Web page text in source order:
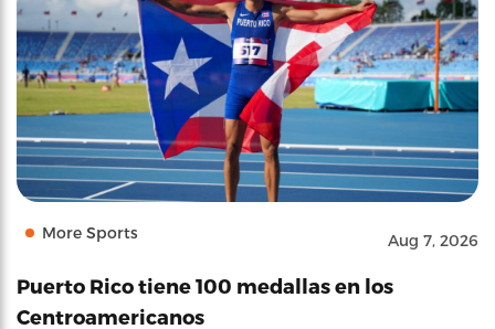
More Sports Aug 7, 2026
Puerto Rico tiene 100 medallas en los
Centroamericanos